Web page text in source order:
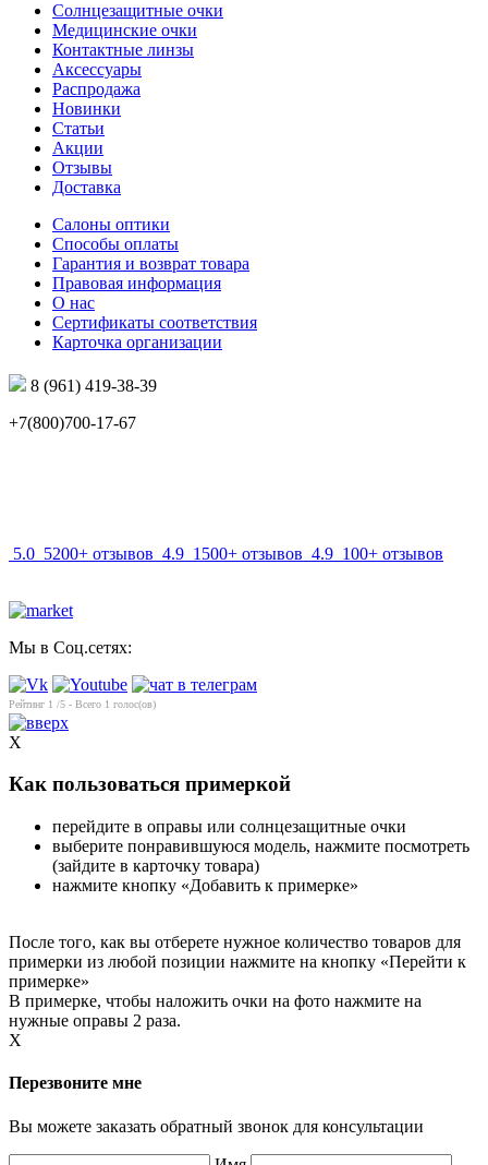
Солнцезащитные очки
Медицинские очки
Контактные линзы
Аксессуары
Распродажа
Новинки
Статьи
Акции
Отзывы
Доставка
Салоны оптики
Способы оплаты
Гарантия и возврат товара
Правовая информация
О нас
Сертификаты соответствия
Карточка организации
8 (961) 419-38-39
+7(800)700-17-67
5.0 5200+ отзывов 4.9 1500+ отзывов 4.9 100+ отзывов
Мы в Соц.сетях:
Рейтинг 1 /5 - Всего 1 голос(ов)
X
Как пользоваться примеркой
перейдите в оправы или солнцезащитные очки
выберите понравившуюся модель, нажмите посмотреть
(зайдите в карточку товара)
нажмите кнопку «Добавить к примерке»
После того, как вы отберете нужное количество товаров для
примерки из любой позиции нажмите на кнопку «Перейти к
примерке»
В примерке, чтобы наложить очки на фото нажмите на
нужные оправы 2 раза.
X
Перезвоните мне
Вы можете заказать обратный звонок для консультации